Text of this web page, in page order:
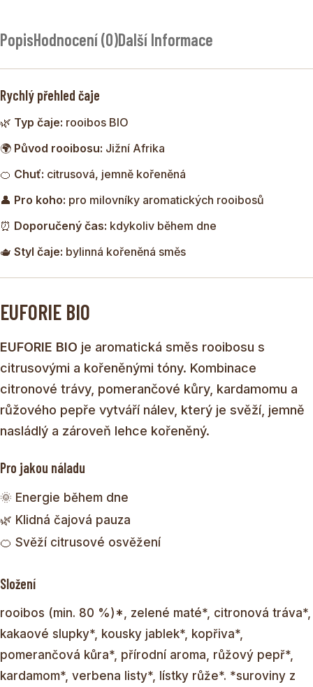
citrusovým charakterem a jemně kořeněným dozvukem.
Díky rooibosu je čaj přirozeně bez kofeinu a hodí se
kdykoliv během dne – jako horký nápoj i jako osvěžující
PopisHodnocení (0)Další Informace
Rychlý přehled čaje
🌿 Typ čaje: rooibos BIO
🌍 Původ rooibosu: Jižní Afrika
🍊 Chuť: citrusová, jemně kořeněná
👤 Pro koho: pro milovníky aromatických rooibosů
⏰ Doporučený čas: kdykoliv během dne
🫖 Styl čaje: bylinná kořeněná směs
EUFORIE BIO
EUFORIE BIO je aromatická směs rooibosu s
citrusovými a kořeněnými tóny. Kombinace
citronové trávy, pomerančové kůry, kardamomu a
růžového pepře vytváří nálev, který je svěží, jemně
nasládlý a zároveň lehce kořeněný.
Pro jakou náladu
🌞 Energie během dne
🌿 Klidná čajová pauza
🍊 Svěží citrusové osvěžení
Složení
rooibos (min. 80 %)*, zelené maté*, citronová tráva*,
kakaové slupky*, kousky jablek*, kopřiva*,
pomerančová kůra*, přírodní aroma, růžový pepř*,
kardamom*, verbena listy*, lístky růže*. *suroviny z